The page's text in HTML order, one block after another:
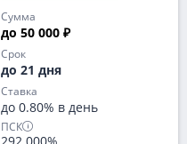
Сумма
до 50 000 ₽
Срок
до 21 дня
Ставка
до 0.80% в день
ПСК